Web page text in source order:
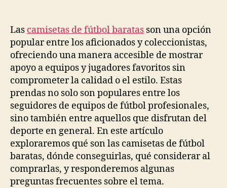
entrada
entrada
Las camisetas de fútbol baratas son una opción
popular entre los aficionados y coleccionistas,
ofreciendo una manera accesible de mostrar
apoyo a equipos y jugadores favoritos sin
comprometer la calidad o el estilo. Estas
prendas no solo son populares entre los
seguidores de equipos de fútbol profesionales,
sino también entre aquellos que disfrutan del
deporte en general. En este artículo
exploraremos qué son las camisetas de fútbol
baratas, dónde conseguirlas, qué considerar al
comprarlas, y responderemos algunas
preguntas frecuentes sobre el tema.